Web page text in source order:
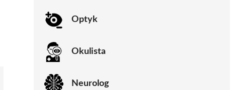
Optyk
Okulista
Neurolog